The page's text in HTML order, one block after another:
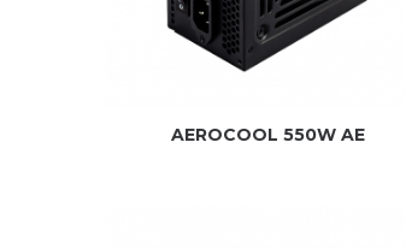
AEROCOOL 550W AE